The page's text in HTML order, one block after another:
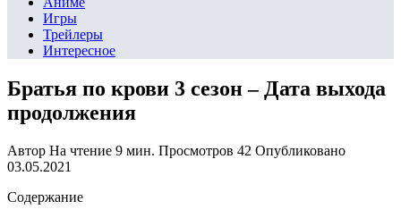
Игры
Трейлеры
Интересное
Братья по крови 3 сезон – Дата выхода
продолжения
Автор На чтение 9 мин. Просмотров 42 Опубликовано
03.05.2021
Содержание